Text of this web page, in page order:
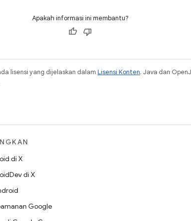
Apakah informasi ini membantu?
lisensi yang dijelaskan dalam Lisensi Konten. Java dan
di X
di X
Google